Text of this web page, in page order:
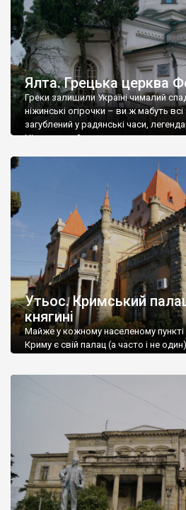
Ялта. Грецька церква
Греки залишили Україні чималий
ніжинські огірочки – ви ж мабуть всі
загублений у радянські часи,
Ніжин греки?
Утьос. Кримський
княгині
Майже у кожному населеному пункті
Криму є свій палац (а часто і не